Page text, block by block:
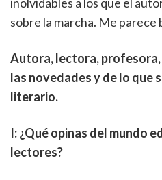
sobre la marcha. Me
Autora, lectora,
las novedades y de lo que
literario.
I: ¿Qué opinas del mundo
lectores?